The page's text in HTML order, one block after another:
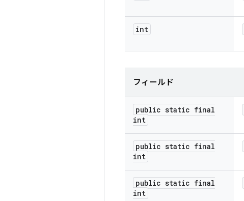
int
フィールド
public static final
int
public static final
int
public static final
int